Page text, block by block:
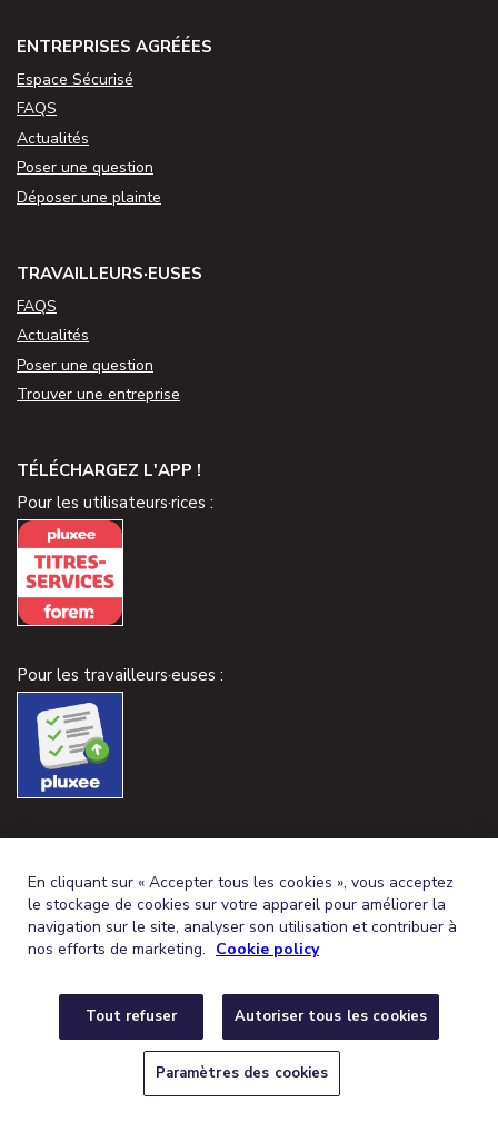
ENTREPRISES AGRÉÉES
Espace Sécurisé
FAQS
Actualités
Poser une question
Déposer une plainte
TRAVAILLEURS·EUSES
FAQS
Actualités
Poser une question
Trouver une entreprise
TÉLÉCHARGEZ L'APP !
Pour les utilisateurs·rices :
Pour les travailleurs·euses :
FRENCH (BELGIUM)
DEDEUTSCH (BELGIEN)
CONDITIONS GÉNÉRALES
PROTECTION DE LA VIE PRIVÉE
En cliquant sur « Accepter tous les cookies », vous acceptez
le stockage de cookies sur votre appareil pour améliorer la
navigation sur le site, analyser son utilisation et contribuer à
nos efforts de marketing. Cookie policy
Tout refuser Autoriser tous les cookies
Paramètres des cookies